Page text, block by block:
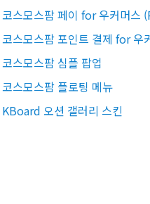
코스모스팜 페이 for 우커머스
코스모스팜 포인트 결제 for 우
코스모스팜 심플 팝업
코스모스팜 플로팅 메뉴
KBoard 오션 갤러리 스킨